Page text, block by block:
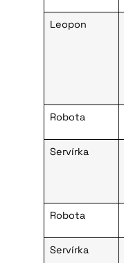
Leopon
Robota
Servírka
Robota
Servírka